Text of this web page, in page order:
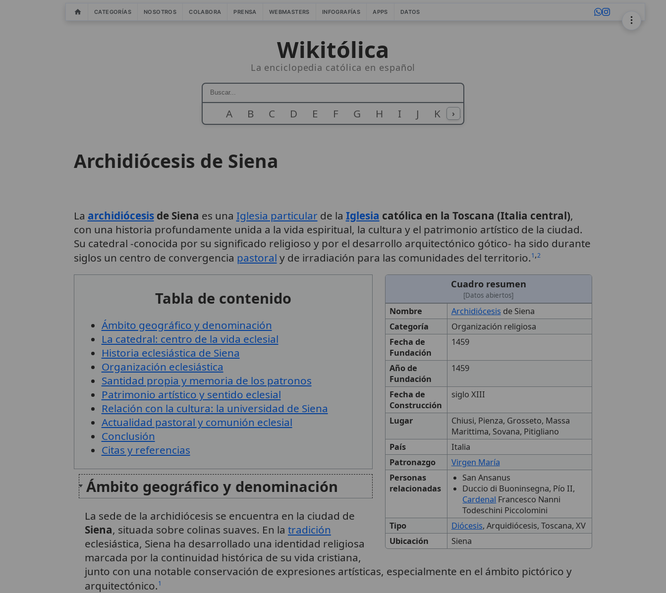
CATEGORÍAS NOSOTROS COLABORA PRENSA WEBMASTERS INFOGRAFÍAS APPS DATOS
Wikitólica
La enciclopedia católica en español
A B C D E F G H I J K L
›
Archidiócesis de Siena
La archidiócesisde Siena es una Iglesia particularde la Iglesia católica en la Toscana (Italia central),
con una historia profundamente unida a la vida espiritual, la cultura y el patrimonio artístico de la ciudad.
Su catedral -conocida por su significado religioso y por el desarrollo arquitectónico gótico- ha sido durante
siglos un centro de convergencia pastoral y de irradiación para las comunidades del territorio.1,2
Cuadro resumen
[Datos abiertos]
Nombre Archidiócesis de Siena
Categoría
Organización religiosa
Fecha de
Fundación
1459
Año de
Fundación
1459
Fecha de
Construcción
siglo XIII
Lugar
Chiusi, Pienza, Grosseto, Massa
Marittima, Sovana, Pitigliano
País
Italia
Patronazgo
Virgen María
Personas
relacionadas
San Ansanus
Duccio di Buoninsegna, Pío II,
Cardenal Francesco Nanni
Todeschini Piccolomini
Tipo
Diócesis, Arquidiócesis, Toscana, XV
Ubicación
Siena
Tabla de contenido
Ámbito geográfico y denominación
La catedral: centro de la vida eclesial
Historia eclesiástica de Siena
Organización eclesiástica
Santidad propia y memoria de los patronos
Patrimonio artístico y sentido eclesial
Relación con la cultura: la universidad de Siena
Actualidad pastoral y comunión eclesial
Conclusión
Citas y referencias
Ámbito geográfico y denominación
La sede de la archidiócesis se encuentra en la ciudad de
Siena, situada sobre colinas suaves. En la tradición
eclesiástica, Siena ha desarrollado una identidad religiosa
marcada por la continuidad histórica de su vida cristiana,
junto con una notable conservación de expresiones artísticas, especialmente en el ámbito pictórico y
arquitectónico.1